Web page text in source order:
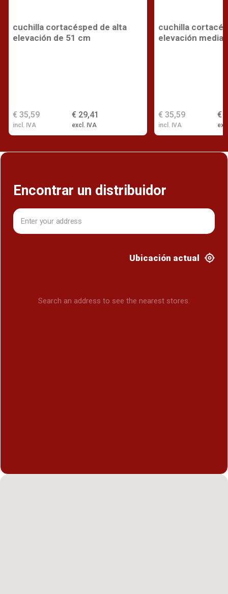
cuchilla cortacésped de alta
elevación de 51 cm
€ 29,41
excl. IVA
€ 35,59
incl. IVA
cuchilla
elevación media
€
€ 35,59
incl. IVA
Encontrar un distribuidor
Ubicación actual
Search an address to see the nearest stores.